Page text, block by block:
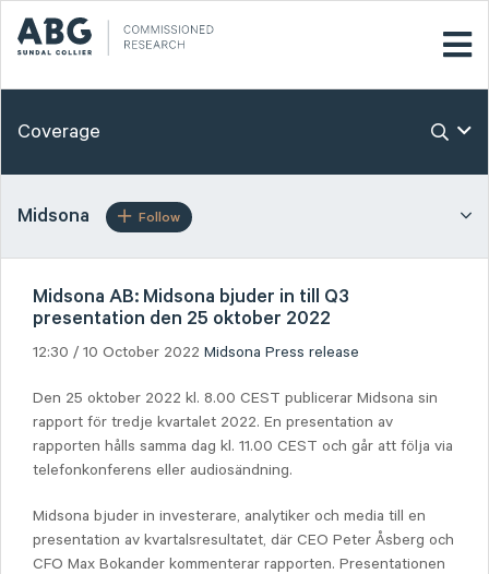
Coverage
Midsona Follow
Midsona AB: Midsona bjuder in till Q3
presentation den 25 oktober 2022
12:30 / 10 October 2022 Midsona Press release
Den 25 oktober 2022 kl. 8.00 CEST publicerar Midsona sin
rapport för tredje kvartalet 2022. En presentation av
rapporten hålls samma dag kl. 11.00 CEST och går att följa via
telefonkonferens eller audiosändning.
Midsona bjuder in investerare, analytiker och media till en
presentation av kvartalsresultatet, där CEO Peter Åsberg och
CFO Max Bokander kommenterar rapporten. Presentationen